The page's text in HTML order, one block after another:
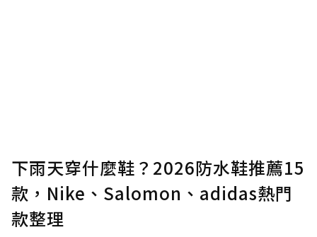
下雨天穿什麼鞋？2026防水鞋推薦15
款，Nike、Salomon、adidas熱門
款整理